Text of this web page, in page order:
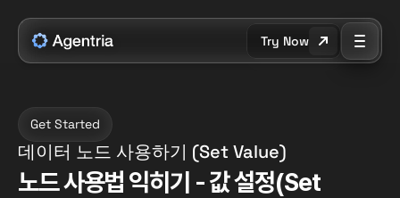
Get Started
데이터 노드 사용하기 (Set Value)
노드 사용법 익히기 - 값 설정(Set
Try Now